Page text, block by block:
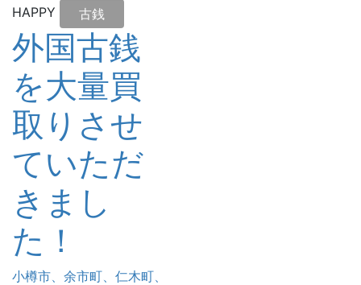
HAPPY
古銭
外国古銭
を大量買
取りさせ
ていただ
きまし
た！
小樽市、余市町、仁木町、